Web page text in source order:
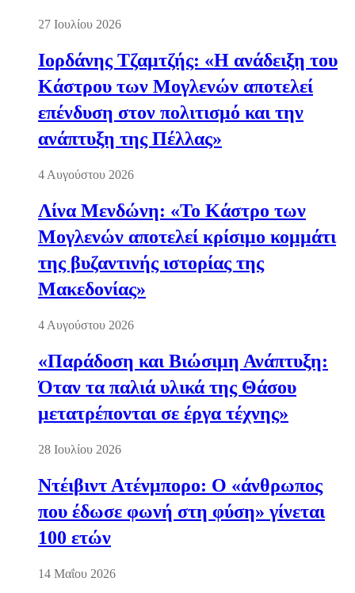
27 Ιουλίου 2026
Ιορδάνης Τζαμτζής: «Η ανάδειξη του
Κάστρου των Μογλενών αποτελεί
επένδυση στον πολιτισμό και την
ανάπτυξη της Πέλλας»
4 Αυγούστου 2026
Λίνα Μενδώνη: «Το Κάστρο των
Μογλενών αποτελεί κρίσιμο κομμάτι
της βυζαντινής ιστορίας της
Μακεδονίας»
4 Αυγούστου 2026
«Παράδοση και Βιώσιμη Ανάπτυξη:
Όταν τα παλιά υλικά της Θάσου
μετατρέπονται σε έργα τέχνης»
28 Ιουλίου 2026
Ντέιβιντ Ατένμπορο: Ο «άνθρωπος
που έδωσε φωνή στη φύση» γίνεται
100 ετών
14 Μαΐου 2026